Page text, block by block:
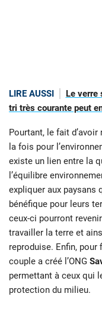
LIRE AUSSI
Le verre
tri très courante peut
Pourtant, le fait
la fois pour
existe un lien entre la
l’équilibre
expliquer aux paysans
bénéfique pour leurs
ceux-ci pourront
travailler la terre et
reproduise. Enfin,
couple a créé l’ONG
permettant à ceux qui
protection du milieu.